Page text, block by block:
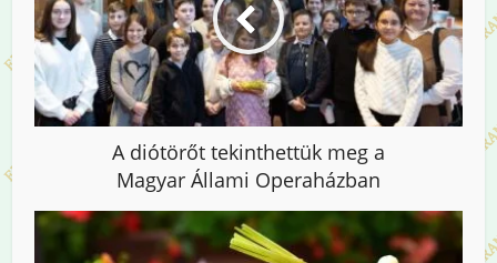
A diótörőt tekinthettük meg a
Magyar Állami Operaházban